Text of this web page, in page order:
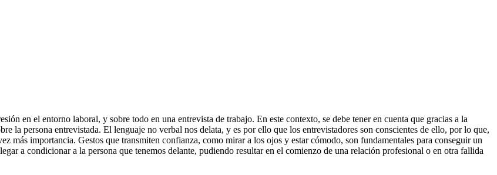
en el entorno laboral, y sobre todo en una entrevista de trabajo. En este contexto, se debe tener en cuenta que gracias a la
la persona entrevistada. El lenguaje no verbal nos delata, y es por ello que los entrevistadores son conscientes de ello, por lo que,
más importancia. Gestos que transmiten confianza, como mirar a los ojos y estar cómodo, son fundamentales para conseguir un
a condicionar a la persona que tenemos delante, pudiendo resultar en el comienzo de una relación profesional o en otra fallida